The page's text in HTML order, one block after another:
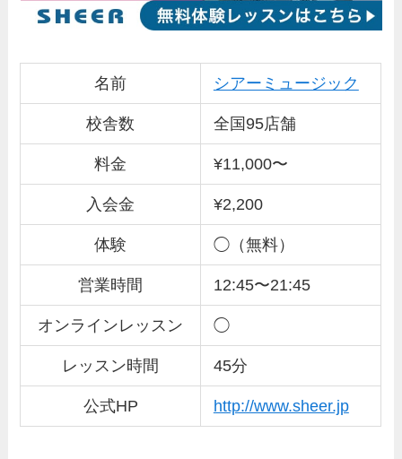
名前 シアーミュージック
校舎数 全国95店舗
料金 ¥11,000〜
入会金 ¥2,200
体験 ◯（無料）
営業時間 12:45〜21:45
オンラインレッスン ◯
レッスン時間 45分
公式HP http://www.sheer.jp